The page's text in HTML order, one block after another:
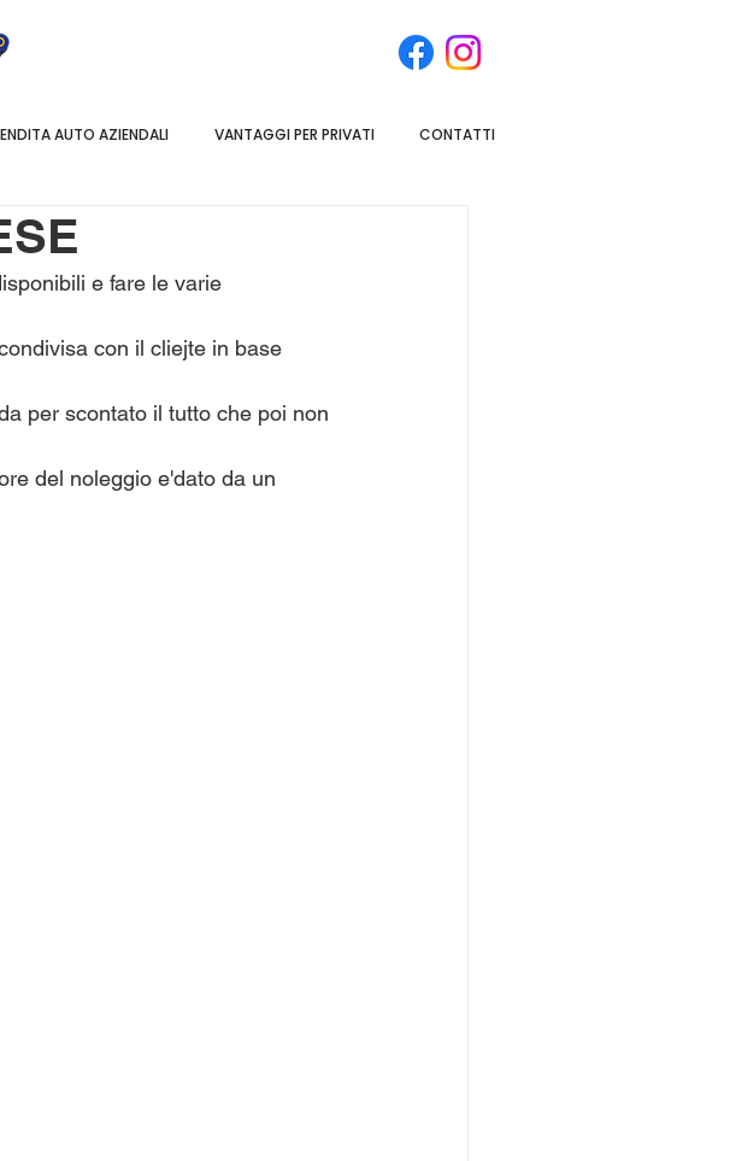
AUTO AZIENDALI VANTAGGI PER PRIVATI CONTATTI
e fare le varie
con il cliejte in base
per scontato il tutto che poi non
del noleggio e'dato da un